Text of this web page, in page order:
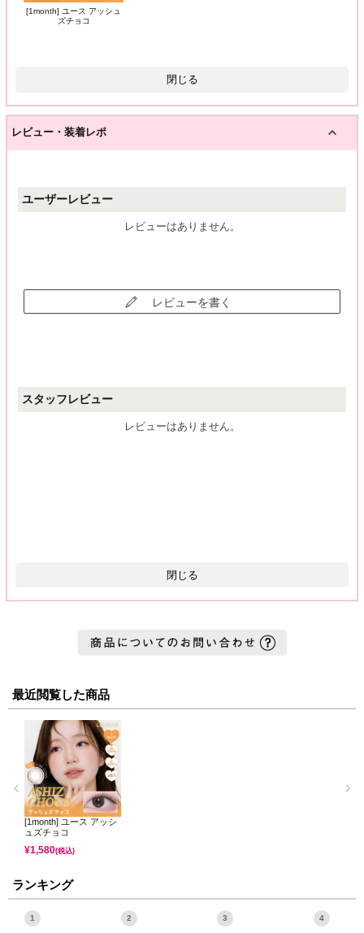
[1month] ユース アッシュ
ズチョコ
閉じる
レビュー・装着レポ
ユーザーレビュー
レビューはありません。
レビューを書く
スタッフレビュー
レビューはありません。
閉じる
最近閲覧した商品
[1month] ユース アッシ
ュズチョコ
¥1,580(税込)
ランキング
1 2 3 4